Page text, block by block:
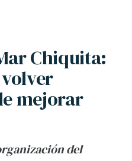
Chiquita:
mejorar
del